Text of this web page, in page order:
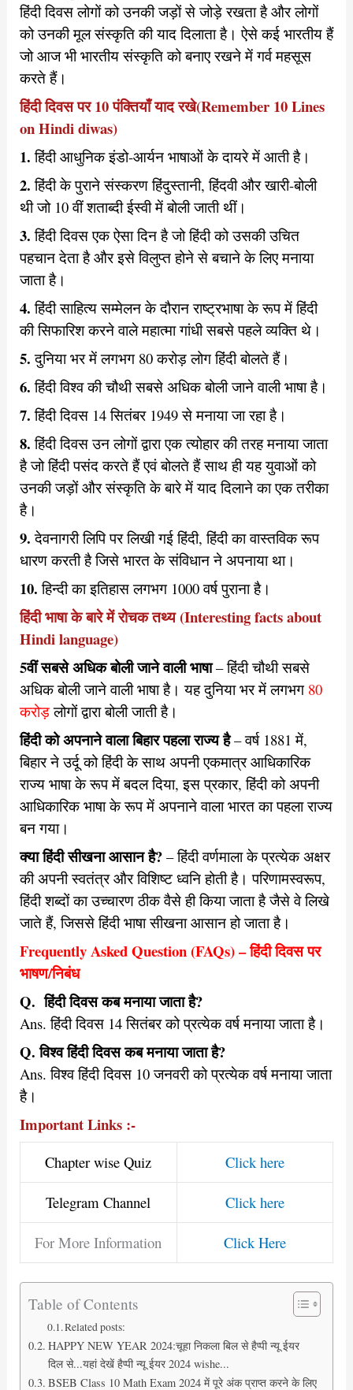
हिंदी दिवस लोगों को उनकी जड़ों से जोड़े रखता है और लोगों
को उनकी मूल संस्कृति की याद दिलाता है। ऐसे कई भारतीय हैं
जो आज भी भारतीय संस्कृति को बनाए रखने में गर्व महसूस
करते हैं।
हिंदी दिवस पर 10 पंक्तियाँ याद रखे(Remember 10 Lines
on Hindi diwas)
1. हिंदी आधुनिक इंडो-आर्यन भाषाओं के दायरे में आती है।
2. हिंदी के पुराने संस्करण हिंदुस्तानी, हिंदवी और खारी-बोली
थी जो 10 वीं शताब्दी ईस्वी में बोली जाती थीं।
3. हिंदी दिवस एक ऐसा दिन है जो हिंदी को उसकी उचित
पहचान देता है और इसे विलुप्त होने से बचाने के लिए मनाया
जाता है।
4. हिंदी साहित्य सम्मेलन के दौरान राष्ट्रभाषा के रूप में हिंदी
की सिफारिश करने वाले महात्मा गांधी सबसे पहले व्यक्ति थे।
5. दुनिया भर में लगभग 80 करोड़ लोग हिंदी बोलते हैं।
6. हिंदी विश्व की चौथी सबसे अधिक बोली जाने वाली भाषा है।
7. हिंदी दिवस 14 सितंबर 1949 से मनाया जा रहा है।
8. हिंदी दिवस उन लोगों द्वारा एक त्योहार की तरह मनाया जाता
है जो हिंदी पसंद करते हैं एवं बोलते हैं साथ ही यह युवाओं को
उनकी जड़ों और संस्कृति के बारे में याद दिलाने का एक तरीका
है।
9. देवनागरी लिपि पर लिखी गई हिंदी, हिंदी का वास्तविक रूप
धारण करती है जिसे भारत के संविधान ने अपनाया था।
10. हिन्दी का इतिहास लगभग 1000 वर्ष पुराना है।
हिंदी भाषा के बारे में रोचक तथ्य (Interesting facts about
Hindi language)
5वीं सबसे अधिक बोली जाने वाली भाषा– हिंदी चौथी सबसे
अधिक बोली जाने वाली भाषा है। यह दुनिया भर में लगभग 80
करोड़लोगों द्वारा बोली जाती है।
हिंदी को अपनाने वाला बिहार पहला राज्य है– वर्ष 1881 में,
बिहार ने उर्दू को हिंदी के साथ अपनी एकमात्र आधिकारिक
राज्य भाषा के रूप में बदल दिया, इस प्रकार, हिंदी को अपनी
आधिकारिक भाषा के रूप में अपनाने वाला भारत का पहला राज्य
बन गया।
क्या हिंदी सीखना आसान है?– हिंदी वर्णमाला के प्रत्येक अक्षर
की अपनी स्वतंत्र और विशिष्ट ध्वनि होती है। परिणामस्वरूप,
हिंदी शब्दों का उच्चारण ठीक वैसे ही किया जाता है जैसे वे लिखे
जाते हैं, जिससे हिंदी भाषा सीखना आसान हो जाता है।
Frequently Asked Question (FAQs) – हिंदी दिवस पर
भाषण/निबंध
Q. हिंदी दिवस कब मनाया जाता है?
Ans. हिंदी दिवस 14 सितंबर को प्रत्येक वर्ष मनाया जाता है।
Q. विश्व हिंदी दिवस कब मनाया जाता है?
Ans. विश्व हिंदी दिवस 10 जनवरी को प्रत्येक वर्ष मनाया जाता
है।
Important Links :-
Chapter wise Quiz Click here
Telegram Channel Click here
For More Information Click Here
Table of Contents
Related posts:
HAPPY NEW YEAR 2024:चूहा निकला बिल से हैप्पी न्यू ईयर
दिल से...यहां देखें हैप्पी न्यू ईयर 2024 wishe...
BSEB Class 10 Math Exam 2024 में पूरे अंक प्राप्त करने के लिए